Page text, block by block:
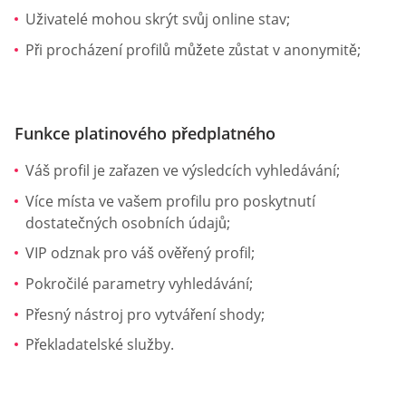
Uživatelé mohou skrýt svůj online stav;
Při procházení profilů můžete zůstat v anonymitě;
Funkce platinového předplatného
Váš profil je zařazen ve výsledcích vyhledávání;
Více místa ve vašem profilu pro poskytnutí
dostatečných osobních údajů;
VIP odznak pro váš ověřený profil;
Pokročilé parametry vyhledávání;
Přesný nástroj pro vytváření shody;
Překladatelské služby.